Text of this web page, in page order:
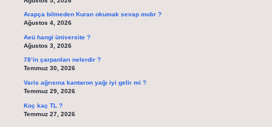
Arapça bilmeden Kuran okumak sevap mıdır ?
Ağustos 4, 2026
Aeü hangi üniversite ?
Ağustos 3, 2026
78’in çarpanları nelerdir ?
Temmuz 30, 2026
Varis ağrısına kantaron yağı iyi gelir mi ?
Temmuz 29, 2026
Koç kaç TL ?
Temmuz 27, 2026